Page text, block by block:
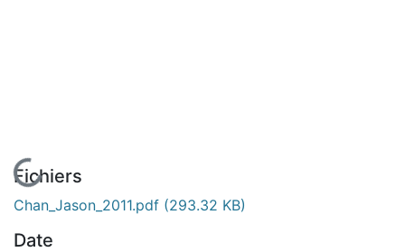
En cours de chargement...
Fichiers
Chan_Jason_2011.pdf (293.32 KB)
Date